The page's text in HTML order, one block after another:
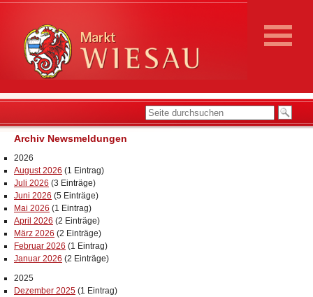
Archiv Newsmeldungen
2026
August 2026 (1 Eintrag)
Juli 2026 (3 Einträge)
Juni 2026 (5 Einträge)
Mai 2026 (1 Eintrag)
April 2026 (2 Einträge)
März 2026 (2 Einträge)
Februar 2026 (1 Eintrag)
Januar 2026 (2 Einträge)
2025
Dezember 2025 (1 Eintrag)